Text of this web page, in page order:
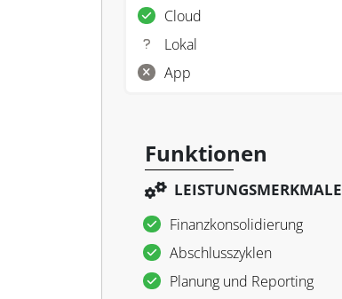
Cloud
Lokal
App
Funktionen
LEISTUNGSMERKMALE
Finanzkonsolidierung
Abschlusszyklen
Planung und Reporting